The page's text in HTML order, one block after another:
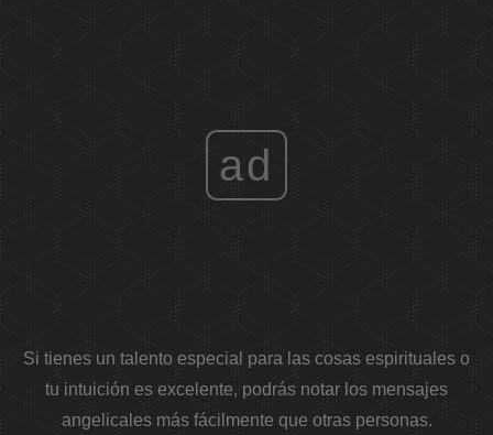
ad
Si tienes un talento especial para las cosas espirituales o
tu intuición es excelente, podrás notar los mensajes
angelicales más fácilmente que otras personas.